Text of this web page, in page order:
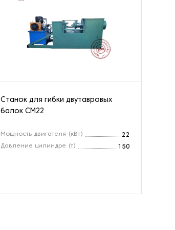
Станок для гибки двутавровых
балок CM22
Мощность двигателя (кВт)
22
Давление цилиндре (т)
150